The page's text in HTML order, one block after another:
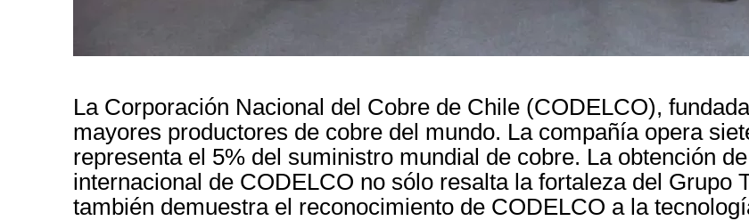
La Corporación Nacional del Cobre de Chile (CODELCO),
mayores productores de cobre del mundo. La compañía opera
representa el 5% del suministro mundial de cobre. La obtención
internacional de CODELCO no sólo resalta la fortaleza del Grupo
también demuestra el reconocimiento de CODELCO a la